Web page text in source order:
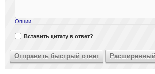
Опции
Вставить цитату в ответ?